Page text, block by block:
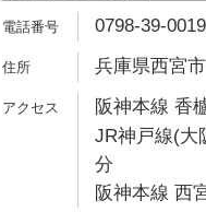
0798-39-0019
兵庫県西宮
阪神本線 香
JR神戸線(大
分
阪神本線 西